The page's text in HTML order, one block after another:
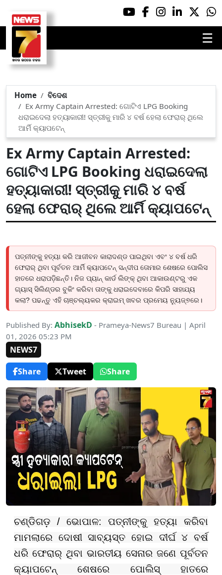
☰
Home
ବିଦେଶ
Ex Army Captain Arrested: ଗୋଟିଏ LPG Booking
ଧରାଇଦେଲା ହତ୍ୟାକାରୀ! ସ୍ତ୍ରୀକୁ ମାରି ୪ ବର୍ଷ ହେଲା ଫେରାର୍ ଥିଲେ
ଆର୍ମି କ୍ୟାପଟେନ୍
Ex Army Captain Arrested:
ଗୋଟିଏ LPG Booking ଧରାଇଦେଲା
ହତ୍ୟାକାରୀ! ସ୍ତ୍ରୀକୁ ମାରି ୪ ବର୍ଷ
ହେଲା ଫେରାର୍ ଥିଲେ ଆର୍ମି କ୍ୟାପଟେନ୍
ପତ୍ନୀଙ୍କୁ ହତ୍ୟା କରି ଆଜୀବନ କାରାଦଣ୍ଡ ପାଇଥିବା ଏବଂ ୪ ବର୍ଷ ଧରି
ଫେରାର୍ ଥିବା ପୂର୍ବତନ ଆର୍ମି କ୍ୟାପଟେନ୍ ସନ୍ଦୀପ ତୋମାର ଶେଷରେ ପୋଲିସ
ହାତରେ ଧରାପଡ଼ିଛନ୍ତି। ନିଜ ପ୍ୟାନ୍ କାର୍ଡ ଲିଙ୍କ୍ ଥିବା ଆକାଉଣ୍ଟରୁ ଏକ
ଗ୍ୟାସ୍ ସିଲିଣ୍ଡର ବୁକିଂ କରିବା ତାଙ୍କୁ ଧରାଇଦେବାରେ କିପରି ସାହାଯ୍ୟ
କଲା? ପଢନ୍ତୁ ଏହି ଚାଞ୍ଚଲ୍ୟକର କ୍ରାଇମ୍ ଖବର ପ୍ରମେୟ ନ୍ୟୁଜ୍୭ରେ।
Published By: AbhisekD - Prameya-News7 Bureau | April
01, 2026 05:23 PM
NEWS7
Share
Tweet Share
ଚଣ୍ଡିଗଡ଼ / ଭୋପାଳ: ପତ୍ନୀଙ୍କୁ ହତ୍ୟା କରିବା
ମାମଲାରେ ଦୋଷୀ ସାବ୍ୟସ୍ତ ହୋଇ ଦୀର୍ଘ ୪ ବର୍ଷ
ଧରି ଫେରାର୍ ଥିବା ଭାରତୀୟ ସେନାର ଜଣେ ପୂର୍ବତନ
କ୍ୟାପଟେନ୍ ଶେଷରେ ପୋଲିସ୍ ହାତରେ